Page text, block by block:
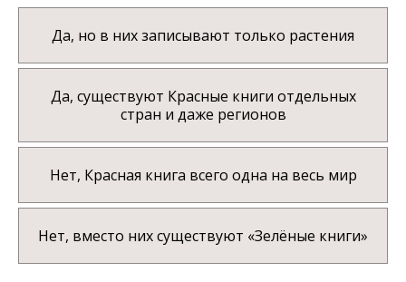
Да, но в них записывают только растения
Да, существуют Красные книги отдельных
стран и даже регионов
Нет, Красная книга всего одна на весь мир
Нет, вместо них существуют «Зелёные книги»